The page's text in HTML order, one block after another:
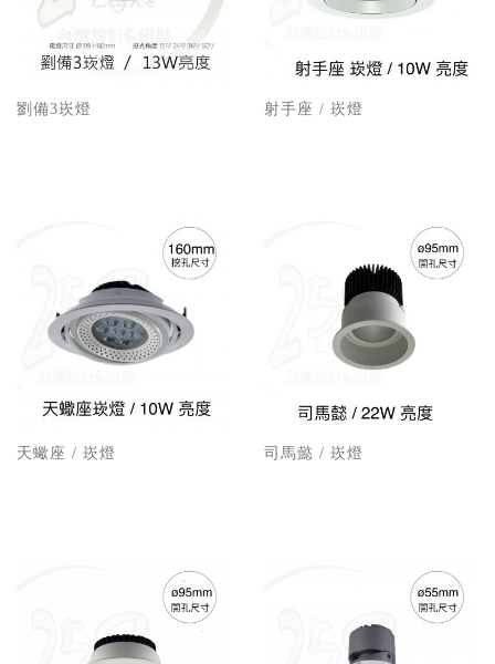
劉備3崁燈 射手座 / 崁燈
天蠍座 / 崁燈 司馬懿 / 崁燈